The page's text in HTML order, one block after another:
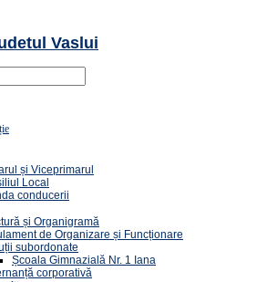
și Viceprimarul
Local
conducerii
și Organigramă
de Organizare și Funcționare
subordonate
Școala Gimnazială Nr. 1 Iana
corporativă